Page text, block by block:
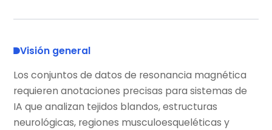
Visión general
Los conjuntos de datos de resonancia magnética
requieren anotaciones precisas para sistemas de
IA que analizan tejidos blandos, estructuras
neurológicas, regiones musculoesqueléticas y